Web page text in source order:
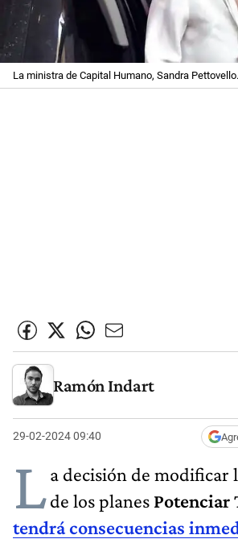
La ministra de Capital Humano, Sandra Pettovello.
Ramón Indart
29-02-2024 09:40
La decisión de modificar
de los planes Potenciar
tendrá consecuencias